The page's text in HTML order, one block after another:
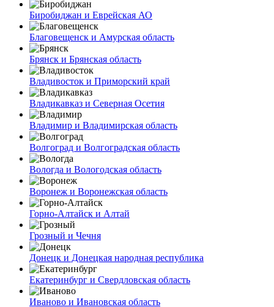
Биробиджан и Еврейская АО
Благовещенск и Амурская область
Брянск и Брянская область
Владивосток и Приморский край
Владикавказ и Северная Осетия
Владимир и Владимирская область
Волгоград и Волгоградская область
Вологда и Вологодская область
Воронеж и Воронежская область
Горно-Алтайск и Алтай
Грозный и Чечня
Донецк и Донецкая народная республика
Екатеринбург и Свердловская область
Иваново и Ивановская область